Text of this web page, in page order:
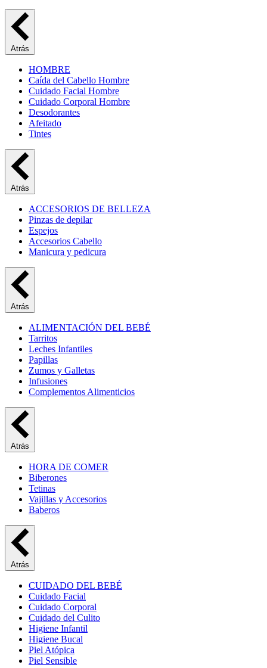
Atrás
HOMBRE
Caída del Cabello Hombre
Cuidado Facial Hombre
Cuidado Corporal Hombre
Desodorantes
Afeitado
Tintes
Atrás
ACCESORIOS DE BELLEZA
Pinzas de depilar
Espejos
Accesorios Cabello
Manicura y pedicura
Atrás
ALIMENTACIÓN DEL BEBÉ
Tarritos
Leches Infantiles
Papillas
Zumos y Galletas
Infusiones
Complementos Alimenticios
Atrás
HORA DE COMER
Biberones
Tetinas
Vajillas y Accesorios
Baberos
Atrás
CUIDADO DEL BEBÉ
Cuidado Facial
Cuidado Corporal
Cuidado del Culito
Higiene Infantil
Higiene Bucal
Piel Atópica
Piel Sensible